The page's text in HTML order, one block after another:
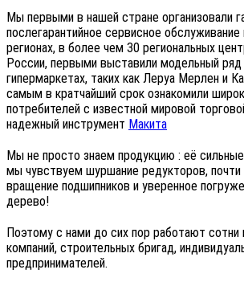
Мы первыми в нашей стране организовали
послегарантийное сервисное
регионах, в более чем 30 региональных
России, первыми выставили модельный
гипермаркетах, таких как Леруа Мерлен и
самым в кратчайший срок ознакомили
потребителей с известной мировой
надежный инструмент Макита
Мы не просто знаем продукцию : её
мы чувствуем шуршание редукторов,
вращение подшипников и уверенное
дерево!
Поэтому с нами до сих пор работают сотни
компаний, строительных бригад,
предпринимателей.